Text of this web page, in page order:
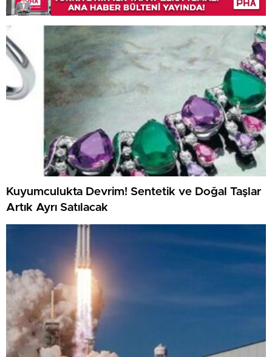
Kuyumculukta Devrim! Sentetik ve Doğal Taşlar
Artık Ayrı Satılacak